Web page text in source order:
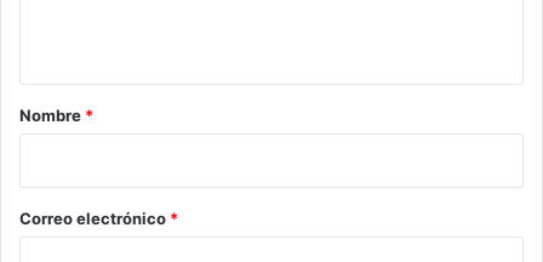
r
*
Nombre *
Correo electrónico *